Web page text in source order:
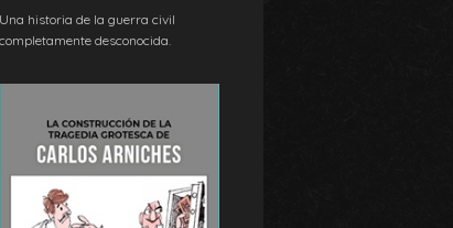
Una historia de la guerra civil
completamente desconocida.